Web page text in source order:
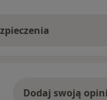
Dodaj swoją